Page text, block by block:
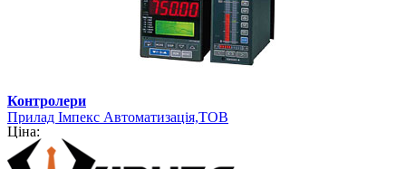
Контролери
Прилад Імпекс Автоматизація,ТОВ
Ціна: